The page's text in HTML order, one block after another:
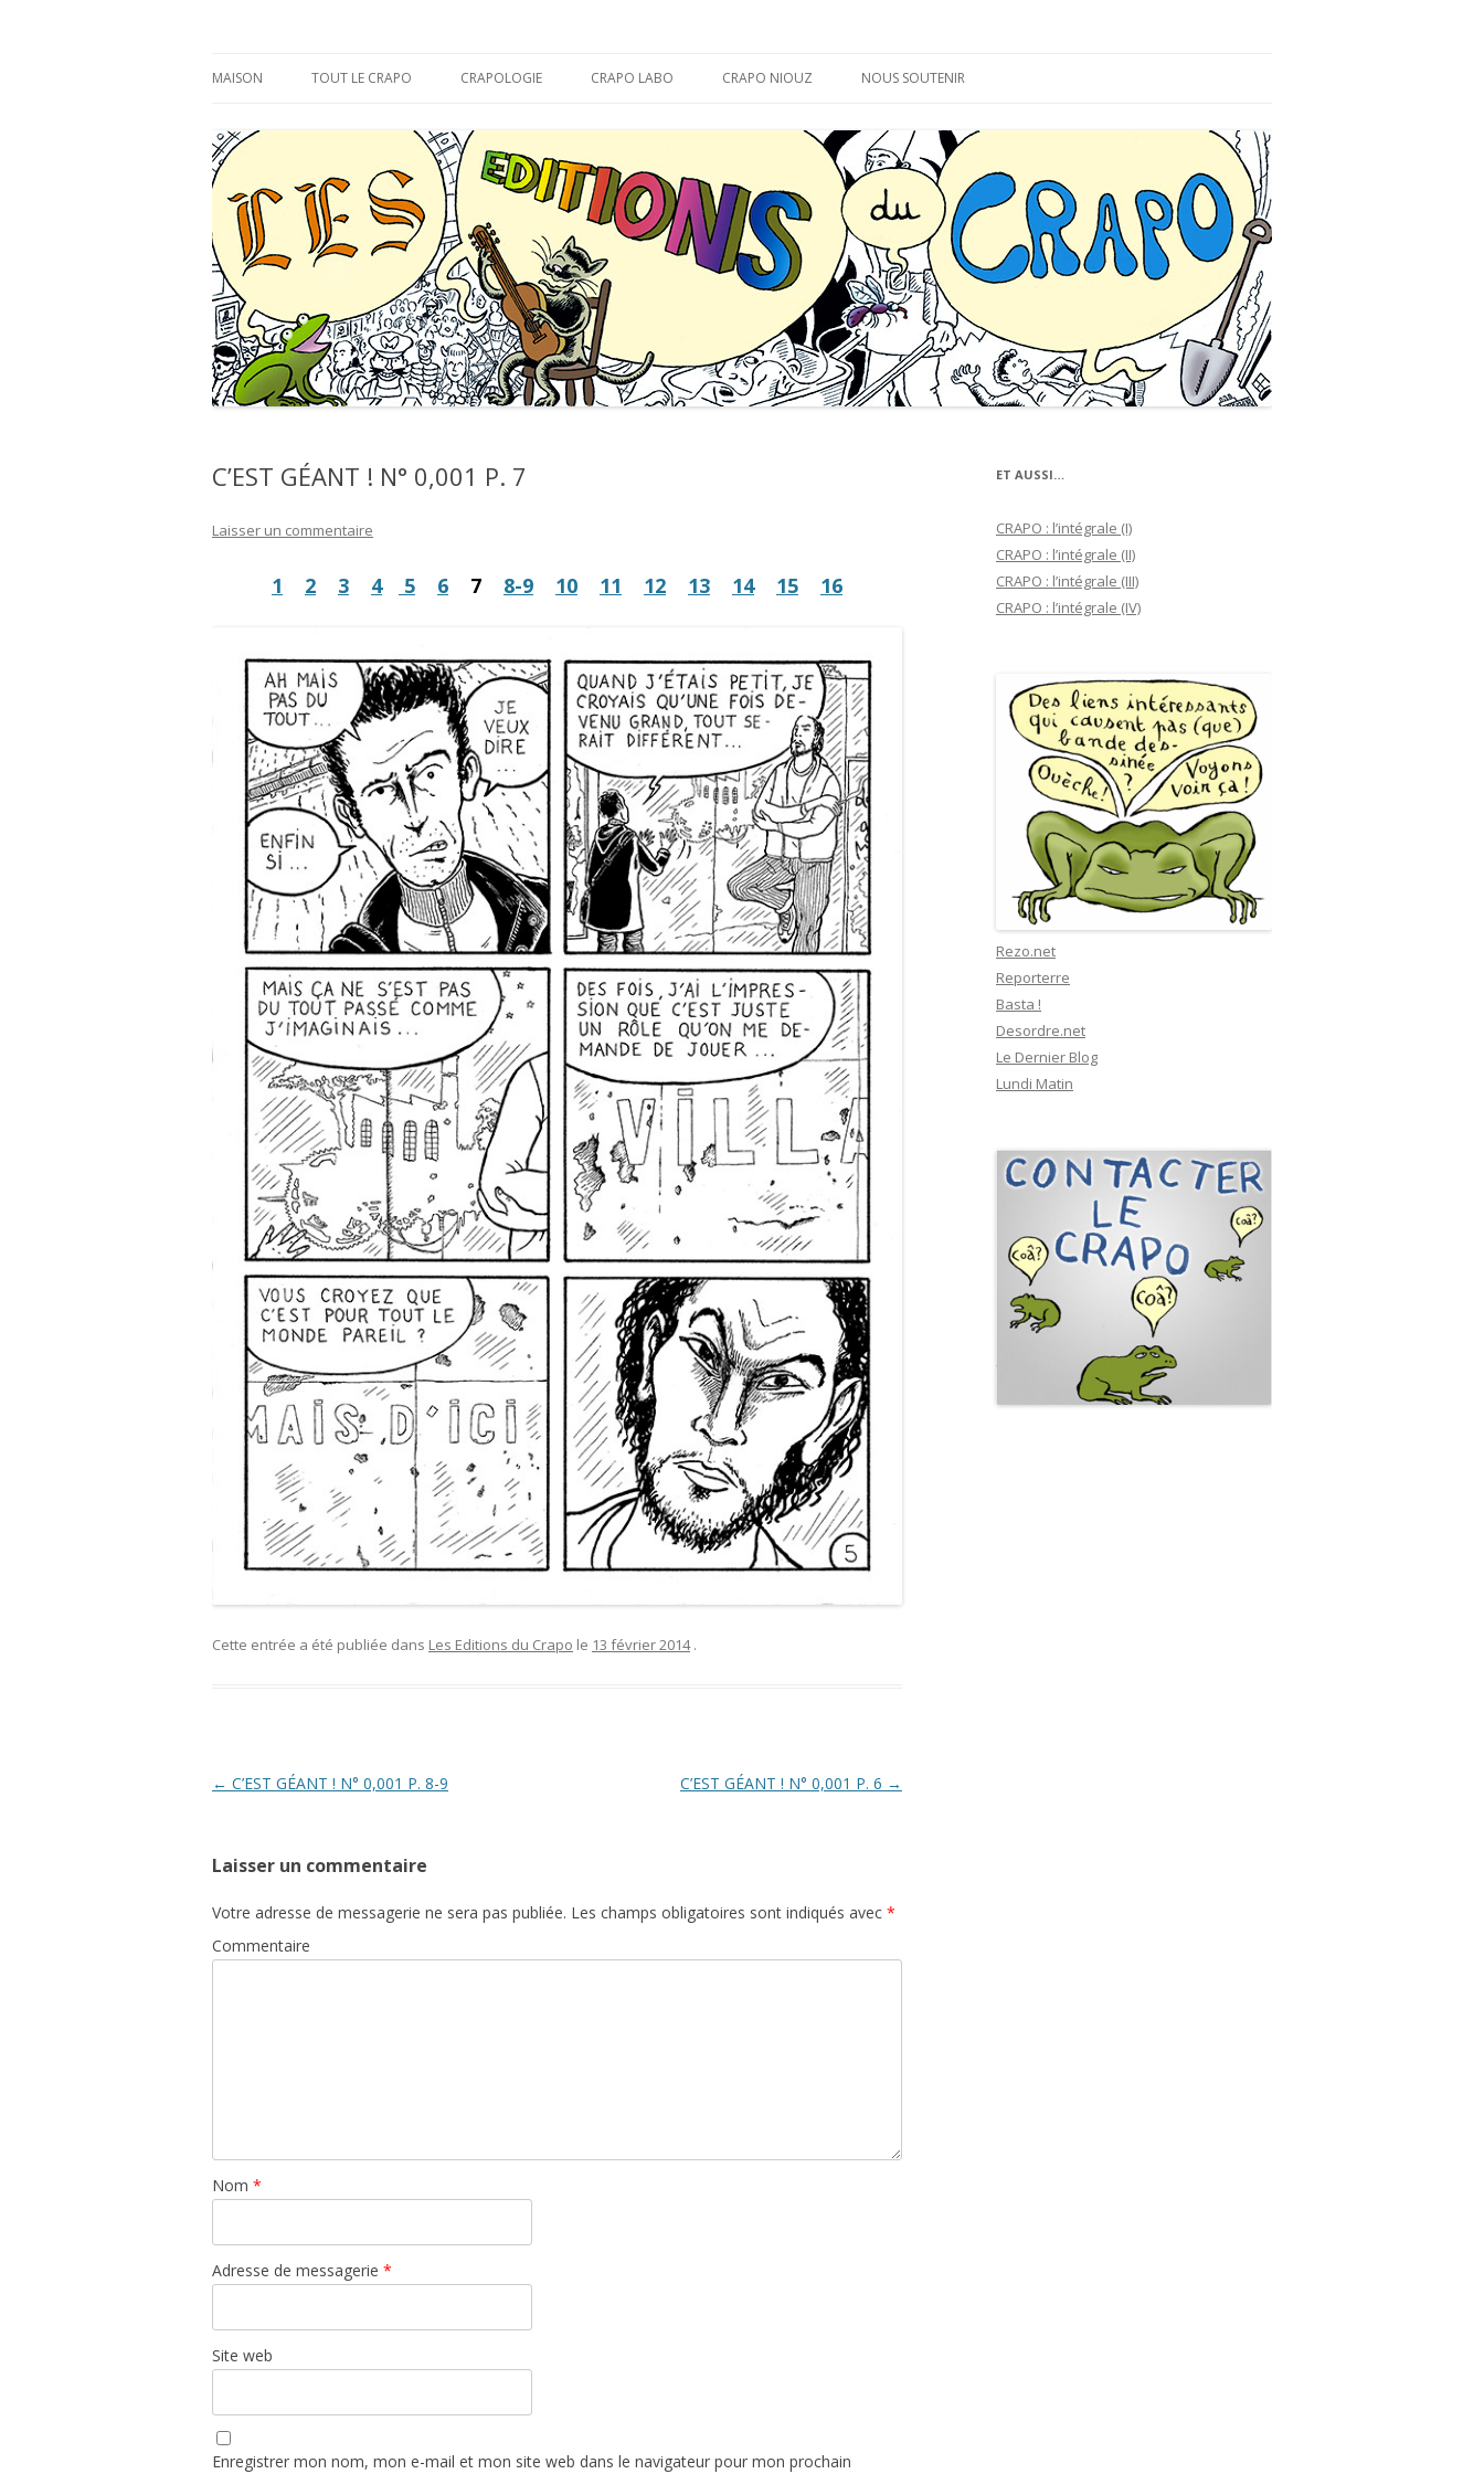
au
MAISON TOUT LE CRAPO CRAPOLOGIE CRAPO LABO
LA THÉORIE DU CRAPO
BON DÉBARRAS !
CRAPO NIOUZ NOUS SOUTENIR
C’EST GÉANT ! N° 0,001 P. 7
Laisser un commentaire
1 2 3 4 5 6 7 8-9 10 11 12 13 14 15 16
Cette entrée a été publiée dans Les Editions du Crapo le 13 février 2014 .
Navigation
← C’EST GÉANT ! N° 0,001 P. 8-9 C’EST GÉANT ! N° 0,001 P. 6 →
Laisser un commentaire
Votre adresse de messagerie ne sera pas publiée. Les champs obligatoires sont indiqués avec *
Commentaire
Nom *
Adresse de messagerie *
Site web
Enregistrer mon nom, mon e-mail et mon site web dans le navigateur pour mon prochain
ET AUSSI…
CRAPO : l’intégrale (I)
CRAPO : l’intégrale (II)
CRAPO : l’intégrale (III)
CRAPO : l’intégrale (IV)
Rezo.net
Reporterre
Basta !
Desordre.net
Le Dernier Blog
Lundi Matin